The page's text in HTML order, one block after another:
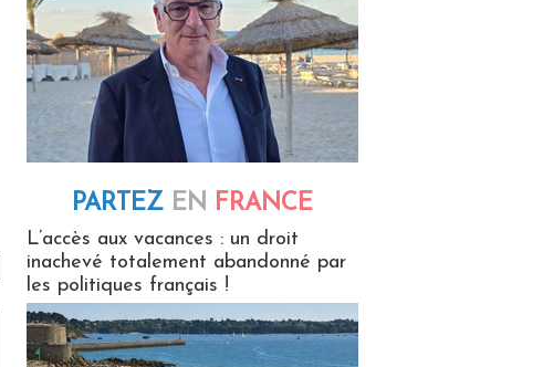
PARTEZ EN FRANCE
L’accès aux vacances : un droit
inachevé totalement abandonné par
les politiques français !